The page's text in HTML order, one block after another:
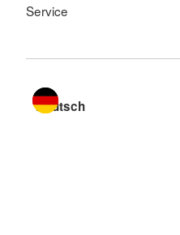
Service
Sprache wechseln zu